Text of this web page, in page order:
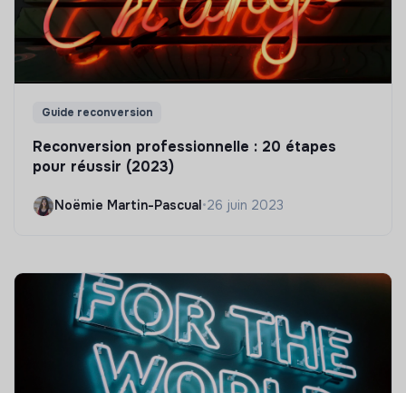
Guide reconversion
Reconversion professionnelle : 20 étapes
pour réussir (2023)
Noëmie Martin-Pascual •26 juin 2023